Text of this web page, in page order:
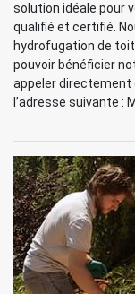
solution idéale pour
qualifié et certifié.
hydrofugation de
pouvoir bénéficier
appeler directement
l’adresse suivante :